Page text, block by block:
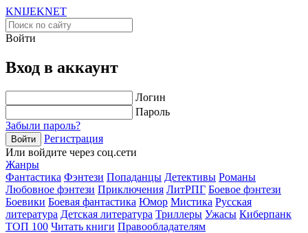
KNIJEKNET
Войти
Вход в аккаунт
Логин
Пароль
Забыли пароль?
Войти
Регистрация
Или войдите через соц.сети
Жанры
Фантастика Фэнтези Попаданцы Детективы Романы
Любовное фэнтези Приключения ЛитРПГ Боевое фэнтези
Боевики Боевая фантастика Юмор Мистика Русская
литература Детская литература Триллеры Ужасы Киберпанк
ТОП 100 Читать книги Правообладателям